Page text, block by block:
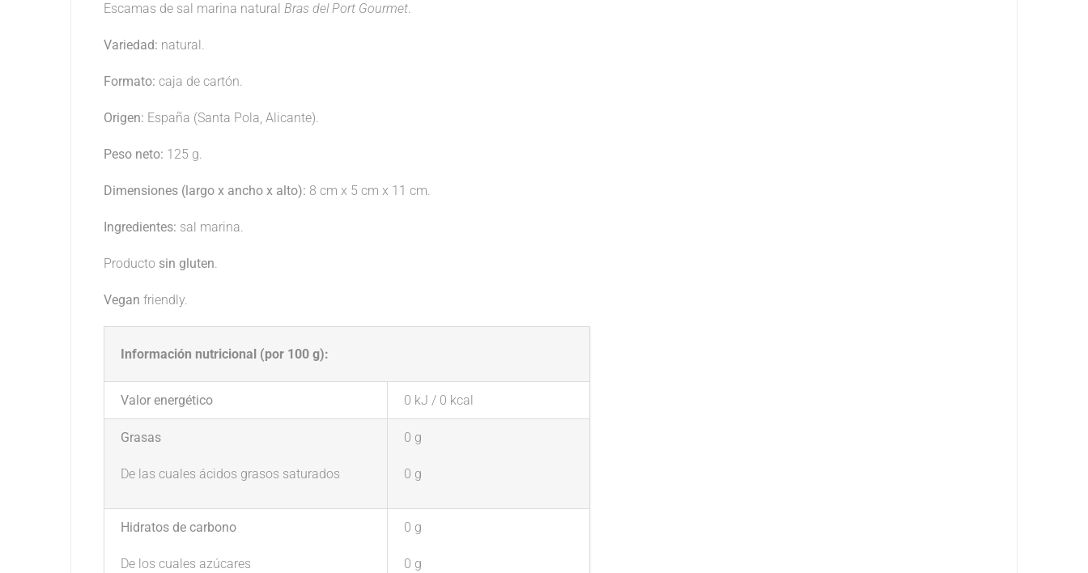
Escamas de sal marina natural Bras del Port Gourmet.
Variedad: natural.
Formato: caja de cartón.
Origen: España (Santa Pola, Alicante).
Peso neto: 125 g.
Dimensiones (largo x ancho x alto): 8 cm x 5 cm x 11 cm.
Ingredientes: sal marina.
Producto sin gluten.
Vegan friendly.
Información nutricional (por 100 g):
Valor energético 0 kJ / 0 kcal
Grasas
De las cuales ácidos grasos saturados
0 g
0 g
Hidratos de carbono
De los cuales azúcares
0 g
0 g